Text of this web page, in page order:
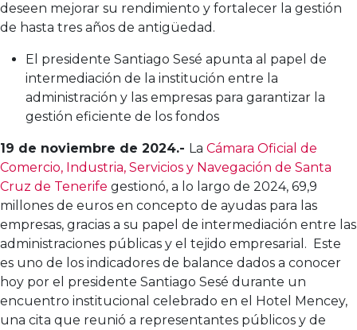
deseen mejorar su rendimiento y fortalecer la gestión
de hasta tres años de antigüedad.
El presidente Santiago Sesé apunta al papel de
intermediación de la institución entre la
administración y las empresas para garantizar la
gestión eficiente de los fondos
19 de noviembre de 2024.- La Cámara Oficial de
Comercio, Industria, Servicios y Navegación de Santa
Cruz de Tenerife gestionó, a lo largo de 2024, 69,9
millones de euros en concepto de ayudas para las
empresas, gracias a su papel de intermediación entre las
administraciones públicas y el tejido empresarial. Este
es uno de los indicadores de balance dados a conocer
hoy por el presidente Santiago Sesé durante un
encuentro institucional celebrado en el Hotel Mencey,
una cita que reunió a representantes públicos y de